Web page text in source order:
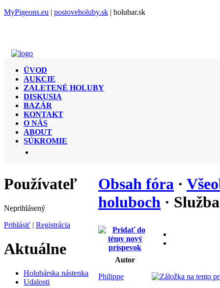
MyPigeons.eu | postoveholuby.sk | holubar.sk
ÚVOD
AUKCIE
ZALETENÉ HOLUBY
DISKUSIA
BAZÁR
KONTAKT
O NÁS
ABOUT
SÚKROMIE
Používateľ
Neprihlásený
Prihlásiť | Registrácia
Aktuálne
Holubárska nástenka
Udalosti
Obsah fóra ·
holuboch ·
Autor
Philippe